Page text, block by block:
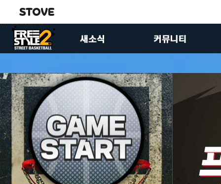
업데이트
이벤트
FS2스토리
패치노트
유저공략실
이미지게시판
제안합니다
팬아트게시판
크루 홍보 게시판